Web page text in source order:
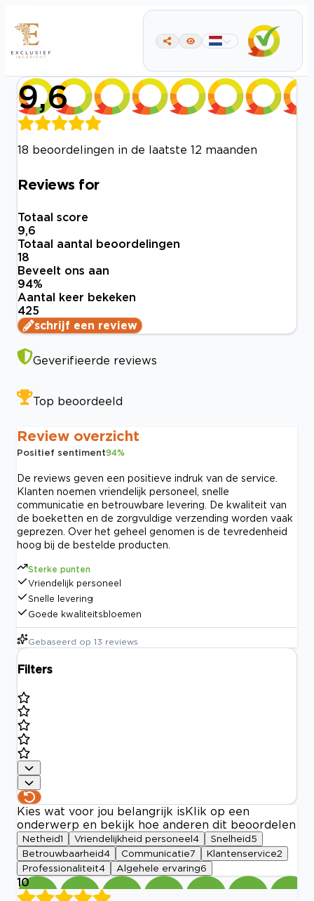
9,6
18 beoordelingen in de laatste 12 maanden
Reviews for
Totaal score
9,6
Totaal aantal beoordelingen
18
Beveelt ons aan
94%
Aantal keer bekeken
425
schrijf een review
Geverifieerde reviews
Top beoordeeld
Review overzicht
Positief sentiment94%
De reviews geven een positieve indruk van de service.
Klanten noemen vriendelijk personeel, snelle
communicatie en betrouwbare levering. De kwaliteit van
de boeketten en de zorgvuldige verzending worden vaak
geprezen. Over het geheel genomen is de tevredenheid
hoog bij de bestelde producten.
Sterke punten
Vriendelijk personeel
Snelle levering
Goede kwaliteitsbloemen
Gebaseerd op 13 reviews
Filters
Kies wat voor jou belangrijk is Klik op een
onderwerp en bekijk hoe anderen dit beoordelen
Netheid1 Vriendelijkheid personeel 4 Snelheid 5
Betrouwbaarheid4 Communicatie7 Klantenservice2
Professionaliteit4 Algehele ervaring6
10